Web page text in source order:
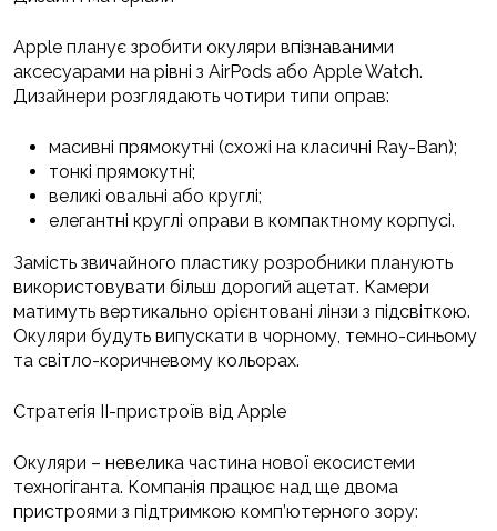
Apple планує зробити окуляри впізнаваними
аксесуарами на рівні з AirPods або Apple Watch.
Дизайнери розглядають чотири типи оправ:
масивні прямокутні (схожі на класичні Ray-Ban);
тонкі прямокутні;
великі овальні або круглі;
елегантні круглі оправи в компактному корпусі.
Замість звичайного пластику розробники планують
використовувати більш дорогий ацетат. Камери
матимуть вертикально орієнтовані лінзи з підсвіткою.
Окуляри будуть випускати в чорному, темно-синьому
та світло-коричневому кольорах.
Стратегія ІІ-пристроїв від Apple
Окуляри – невелика частина нової екосистеми
техногіганта. Компанія працює над ще двома
пристроями з підтримкою комп’ютерного зору: